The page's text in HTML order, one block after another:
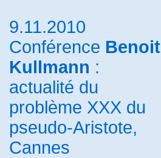
9.11.2010
Conférence Benoit
Kullmann :
actualité du
problème XXX du
pseudo-Aristote,
Cannes